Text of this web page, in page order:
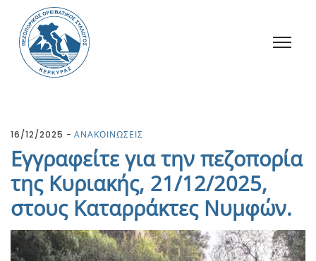
16/12/2025 ΑΝΑΚΟΙΝΩΣΕΙΣ
Εγγραφείτε για την πεζοπορία
της Κυριακής, 21/12/2025,
στους Καταρράκτες Νυμφών.